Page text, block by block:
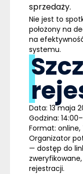
sprzedaży.
Nie jest to
położony na
na
systemu.
Data: 13 maja
Godzina:
Format: online,
Organizator
— dostęp do
rejestracji.